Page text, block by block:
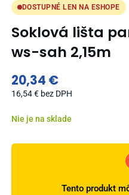
DOSTUPNÉ LEN NA ESHOPE
Soklová lišta
ws-sah 2,15m
20,34 €
16,54€ bez DPH
Nie je na sklade
Tento produkt